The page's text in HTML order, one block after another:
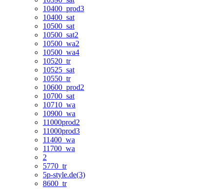
10400_prod3
10400_sat
10500_sat
10500_sat2
10500_wa2
10500_wa4
10520_tr
10525_sat
10550_tr
10600_prod2
10700_sat
10710_wa
10900_wa
11000prod2
11000prod3
11400_wa
11700_wa
2
5770_tr
5p-style.de(3)
8600_tr